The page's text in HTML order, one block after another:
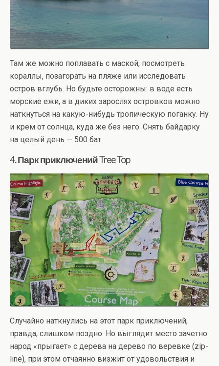
Там же можно поплавать с маской, посмотреть
кораллы, позагорать на пляже или исследовать
остров вглубь. Но будьте осторожны: в воде есть
морские ежи, а в диких зарослях островков можно
наткнуться на какую-нибудь тропическую поганку. Ну
и крем от солнца, куда же без него. Снять байдарку
на целый день — 500 бат.
4. Парк приключений Tree Top
Случайно наткнулись на этот парк приключений,
правда, слишком поздно. Но выглядит место зачетно:
народ «прыгает» с дерева на дерево по веревке (zip-
line), при этом отчаянно визжит от удовольствия и